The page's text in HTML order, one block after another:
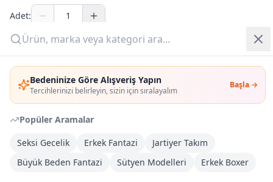
Bedeninize Göre Alışveriş Yapın
Tercihlerinizi belirleyin, sizin için sıralayalım
Başla →
Popüler Aramalar
Seksi Gecelik
Erkek Fantazi
Jartiyer Takım
Büyük Beden Fantazi
Sütyen Modelleri Erkek Boxer
OUTLET
Giriş Yap
Üye Ol
Adet:
Sepete Ekle
Şimdi Al
DHL Kargoya Teslim
Bayram tatili sonrasında kargolanacaktır
Kargo Bedava